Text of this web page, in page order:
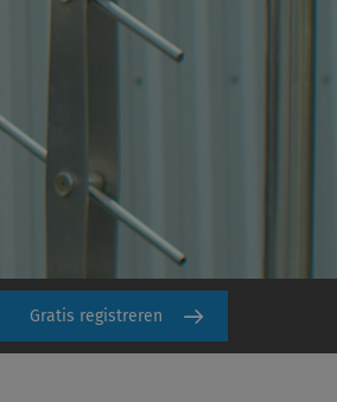
Gratis registreren